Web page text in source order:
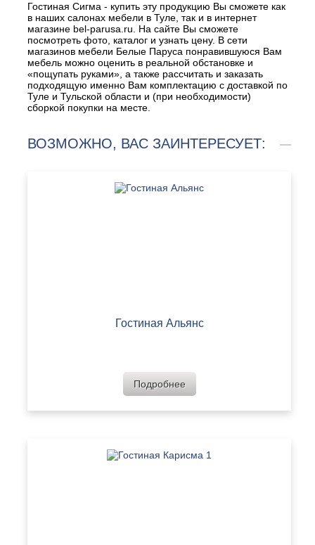
Гостиная Сигма - купить эту продукцию Вы сможете как
в наших салонах мебели в Туле, так и в интернет
магазине bel-parusa.ru. На сайте Вы сможете
посмотреть фото, каталог и узнать цену. В сети
магазинов мебели Белые Паруса понравившуюся Вам
мебель можно оценить в реальной обстановке и
«пощупать руками», а также рассчитать и заказать
подходящую именно Вам комплектацию с доставкой по
Туле и Тульской области и (при необходимости)
сборкой покупки на месте.
ВОЗМОЖНО, ВАС ЗАИНТЕРЕСУЕТ:
Гостиная Альянс
Подробнее